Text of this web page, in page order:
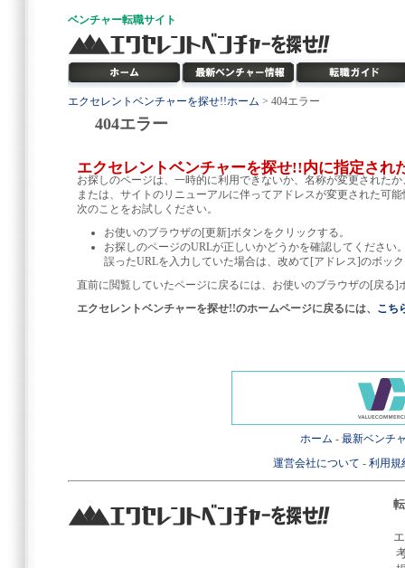
ベンチャー転職サイト
エクセレントベンチャーを探せ!!ホーム > 404エラー
404エラー
エクセレントベンチャーを探せ!!内に指定され
お探しのページは、一時的に利用できないか、名称が変更された
または、サイトのリニューアルに伴ってアドレスが変更された可
次のことをお試しください。
お使いのブラウザの[更新]ボタンをクリックする。
お探しのページのURLが正しいかどうかを確認してください
誤ったURLを入力していた場合は、改めて[アドレス]のボッ
直前に閲覧していたページに戻るには、お使いのブラウザの[戻る]
エクセレントベンチャーを探せ!!のホームページに戻るには、 こち
ホーム - 最新ベンチ
運営会社について - 利用規